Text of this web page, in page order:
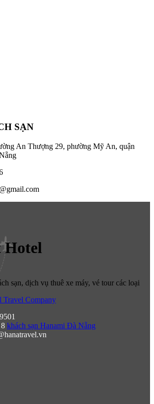
SẠN
An Thượng 29, phường Mỹ An, quận
Hotel
sạn, dịch vụ thuê xe máy, vé tour các loại
Travel Company
khách sạn Hanami Đà Nẵng